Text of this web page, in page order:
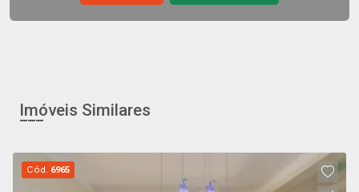
Imóveis Similares
Cód. 6965